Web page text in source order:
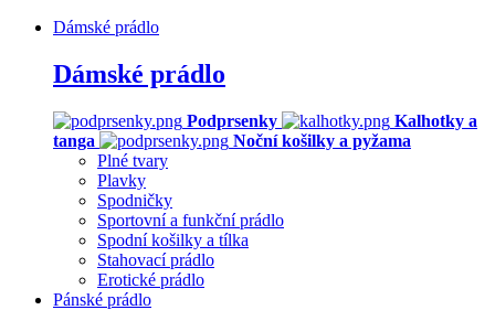
Dámské prádlo
Dámské prádlo
Podprsenky
Kalhotky a
tanga
Noční košilky a pyžama
Plné tvary
Plavky
Spodničky
Sportovní a funkční prádlo
Spodní košilky a tílka
Stahovací prádlo
Erotické prádlo
Pánské prádlo